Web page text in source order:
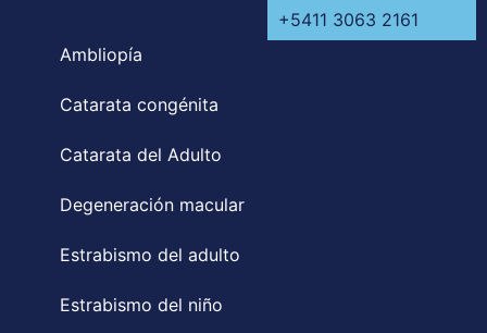
Ambliopía
Catarata congénita
Catarata del Adulto
Degeneración macular
Estrabismo del adulto
Estrabismo del niño
+5411 3063 2161